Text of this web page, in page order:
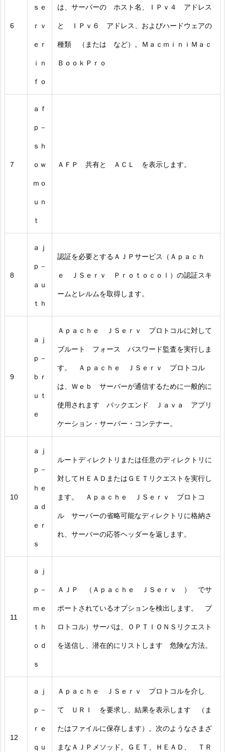
6
ｓｅ
ｒｖ
ｅｒ
ｉｎ
ｆｏ
は、サーバーの ホスト名、ＩＰｖ４ アドレス
と ＩＰｖ６ アドレス、およびハードウェアの
種類 （または など）。ＭａｃｍｉｎｉＭａｃ
ＢｏｏｋＰｒｏ
7
ａｆ
ｐ－
ｓｈ
ｏｗ
ｍｏ
ｕｎ
ｔ
ＡＦＰ 共有と ＡＣＬ を表示します。
8
ａｊ
ｐ－
ａｕ
ｔｈ
認証を必要とするＡＪＰサービス（Ａｐａｃｈ
ｅ ＪＳｅｒｖ Ｐｒｏｔｏｃｏｌ）の認証スキ
ームとレルムを取得します。
9
ａｊ
ｐ－
ｂｒ
ｕｔ
ｅ
Ａｐａｃｈｅ ＪＳｅｒｖ プロトコルに対して
ブルート フォース パスワード監査を実行しま
す。 Ａｐａｃｈｅ ＪＳｅｒｖ プロトコル
は、Ｗｅｂ サーバーが通信するために一般的に
使用されます バックエンド Ｊａｖａ アプリ
ケーション・サーバー・コンテナー。
10
ａｊ
ｐ－
ｈｅ
ａｄ
ｅｒ
ｓ
ルートディレクトリまたは任意のディレクトリに
対してＨＥＡＤまたはＧＥＴリクエストを実行し
ます。 Ａｐａｃｈｅ ＪＳｅｒｖ プロトコ
ル サーバーの省略可能なディレクトリに格納さ
れ、サーバーの応答ヘッダーを返します。
11
ａｊ
ｐ－
ｍｅ
ｔｈ
ｏｄ
ｓ
ＡＪＰ （Ａｐａｃｈｅ ＪＳｅｒｖ ） でサ
ポートされているオプションを検出します。 プ
ロトコル）サーバは、ＯＰＴＩＯＮＳリクエスト
を送信し、潜在的にリストします 危険な方法。
12
ａｊ
ｐ－
ｒｅ
ｑｕ
Ａｐａｃｈｅ ＪＳｅｒｖ プロトコルを介し
て ＵＲＩ を要求し、結果を表示します （ま
たはファイルに保存します）。次のようなさまざ
まなＡＪＰメソッド。ＧＥＴ、ＨＥＡＤ、 ＴＲ